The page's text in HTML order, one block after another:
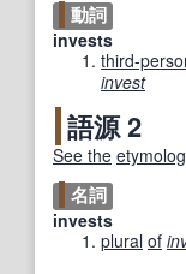
動詞
invests
third-
invest
語源 2
See the
名詞
invests
plural of